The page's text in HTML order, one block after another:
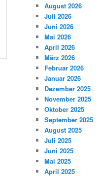
August 2026
Juli 2026
Juni 2026
Mai 2026
April 2026
März 2026
Februar 2026
Januar 2026
Dezember 2025
November 2025
Oktober 2025
September 2025
August 2025
Juli 2025
Juni 2025
Mai 2025
April 2025